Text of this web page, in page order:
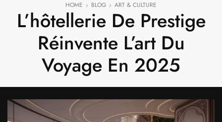
HOME BLOG ART & CULTURE
L’hôtellerie De Prestige
Réinvente L’art Du
Voyage En 2025